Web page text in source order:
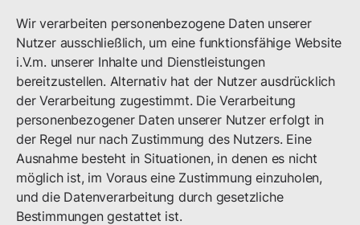
Wir verarbeiten personenbezogene Daten unserer
Nutzer ausschließlich, um eine funktionsfähige Website
i.V.m. unserer Inhalte und Dienstleistungen
bereitzustellen. Alternativ hat der Nutzer ausdrücklich
der Verarbeitung zugestimmt. Die Verarbeitung
personenbezogener Daten unserer Nutzer erfolgt in
der Regel nur nach Zustimmung des Nutzers. Eine
Ausnahme besteht in Situationen, in denen es nicht
möglich ist, im Voraus eine Zustimmung einzuholen,
und die Datenverarbeitung durch gesetzliche
Bestimmungen gestattet ist.